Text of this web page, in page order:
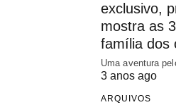
exclusivo,
mostra as
família dos
Uma aventura
3 anos ago
ARQUIVOS